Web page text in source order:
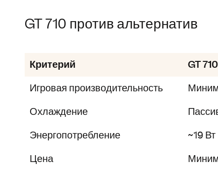
GT 710 против альтернатив
Критерий GT 710
Игровая производительность
Охлаждение
Энергопотребление ~19 Вт
Цена